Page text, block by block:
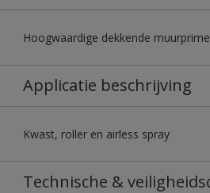
Hoogwaardige dekkende
Applicatie beschrijving
Kwast, roller en airless spray
Technische &